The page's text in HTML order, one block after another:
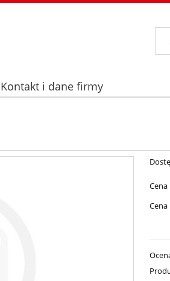
Kontakt i dane firmy